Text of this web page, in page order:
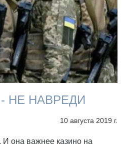
- НЕ НАВРЕДИ
10 августа 2019 г.
она важнее казино на